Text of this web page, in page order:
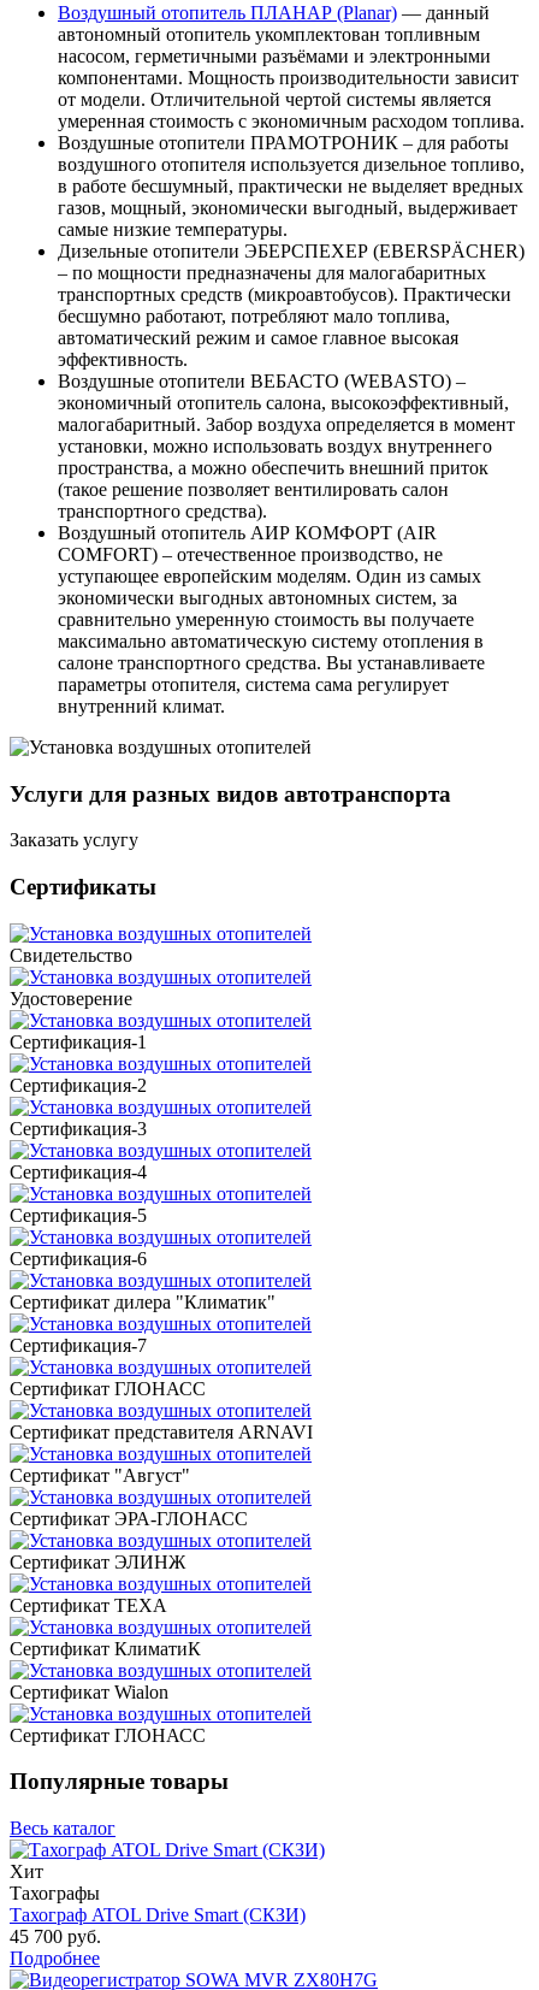
Воздушный отопитель ПЛАНАР (Planar) — данный
автономный отопитель укомплектован топливным
насосом, герметичными разъёмами и электронными
компонентами. Мощность производительности зависит
от модели. Отличительной чертой системы является
умеренная стоимость с экономичным расходом топлива.
Воздушные отопители ПРАМОТРОНИК – для работы
воздушного отопителя используется дизельное топливо,
в работе бесшумный, практически не выделяет вредных
газов, мощный, экономически выгодный, выдерживает
самые низкие температуры.
Дизельные отопители ЭБЕРСПЕХЕР (EBERSPÄCHER)
– по мощности предназначены для малогабаритных
транспортных средств (микроавтобусов). Практически
бесшумно работают, потребляют мало топлива,
автоматический режим и самое главное высокая
эффективность.
Воздушные отопители ВЕБАСТО (WEBASTO) –
экономичный отопитель салона, высокоэффективный,
малогабаритный. Забор воздуха определяется в момент
установки, можно использовать воздух внутреннего
пространства, а можно обеспечить внешний приток
(такое решение позволяет вентилировать салон
транспортного средства).
Воздушный отопитель АИР КОМФОРТ (AIR
COMFORT) – отечественное производство, не
уступающее европейским моделям. Один из самых
экономически выгодных автономных систем, за
сравнительно умеренную стоимость вы получаете
максимально автоматическую систему отопления в
салоне транспортного средства. Вы устанавливаете
параметры отопителя, система сама регулирует
внутренний климат.
Услуги для разных видов автотранспорта
Заказать услугу
Сертификаты
Свидетельство
Удостоверение
Сертификация-1
Сертификация-2
Сертификация-3
Сертификация-4
Сертификация-5
Сертификация-6
Сертификат дилера "Климатик"
Сертификация-7
Сертификат ГЛОНАСС
Сертификат представителя ARNAVI
Сертификат "Август"
Сертификат ЭРА-ГЛОНАСС
Сертификат ЭЛИНЖ
Сертификат TEXA
Сертификат КлиматиК
Сертификат Wialon
Сертификат ГЛОНАСС
Популярные товары
Весь каталог
Хит
Тахографы
Тахограф ATOL Drive Smart (СКЗИ)
45 700 руб.
Подробнее